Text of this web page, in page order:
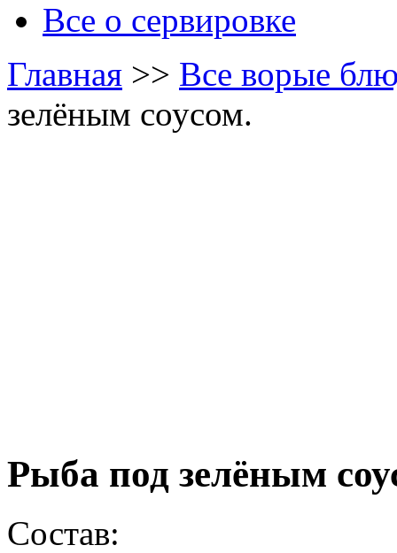
Все о сервировке
Главная >> Все ворые
зелёным соусом.
Рыба под зелёным
Состав: